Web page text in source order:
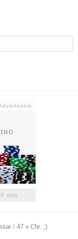
ons
/ 47 v.Chr. ;)